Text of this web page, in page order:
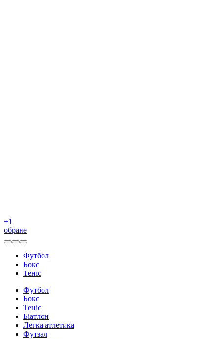
+1
обране
Футбол
Бокс
Теніс
Футбол
Бокс
Теніс
Біатлон
Легка атлетика
Футзал